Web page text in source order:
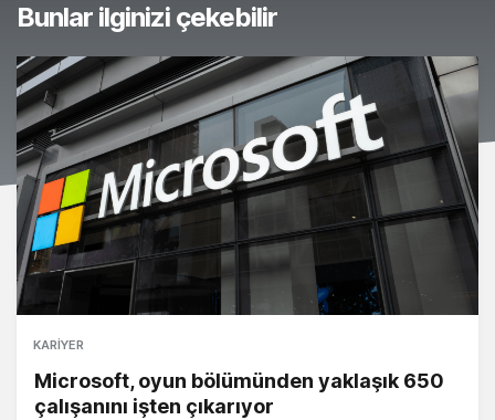
Bunlar ilginizi çekebilir
KARIYER
Microsoft, oyun bölümünden yaklaşık 650
çalışanını işten çıkarıyor